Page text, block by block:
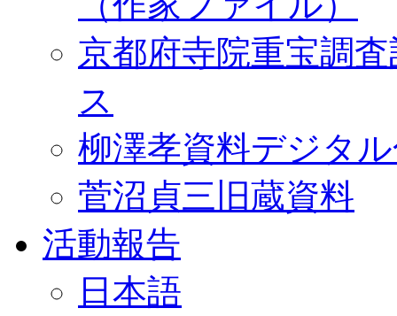
京都府寺院重宝調
ス
柳澤孝資料デジタ
菅沼貞三旧蔵資料
活動報告
日本語